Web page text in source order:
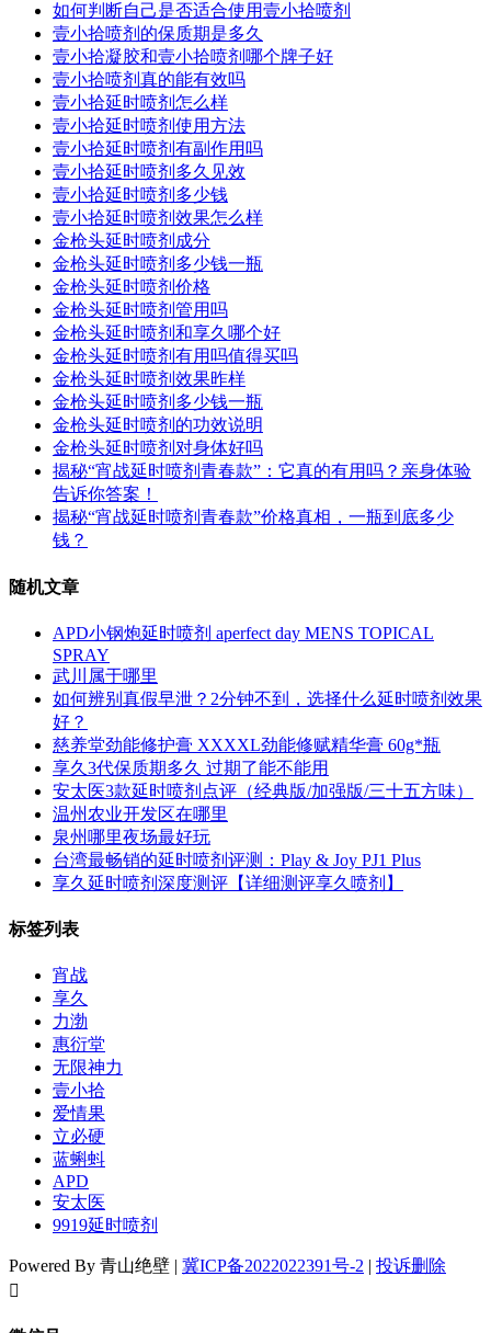
如何判断自己是否适合使用壹小拾喷剂
壹小拾喷剂的保质期是多久
壹小拾凝胶和壹小拾喷剂哪个牌子好
壹小拾喷剂真的能有效吗
壹小拾延时喷剂怎么样
壹小拾延时喷剂使用方法
壹小拾延时喷剂有副作用吗
壹小拾延时喷剂多久见效
壹小拾延时喷剂多少钱
壹小拾延时喷剂效果怎么样
金枪头延时喷剂成分
金枪头延时喷剂多少钱一瓶
金枪头延时喷剂价格
金枪头延时喷剂管用吗
金枪头延时喷剂和享久哪个好
金枪头延时喷剂有用吗值得买吗
金枪头延时喷剂效果昨样
金枪头延时喷剂多少钱一瓶
金枪头延时喷剂的功效说明
金枪头延时喷剂对身体好吗
揭秘“宵战延时喷剂青春款”：它真的有用吗？亲身体验
告诉你答案！
揭秘“宵战延时喷剂青春款”价格真相，一瓶到底多少
钱？
随机文章
APD小钢炮延时喷剂 aperfect day MENS TOPICAL
SPRAY
武川属于哪里
如何辨别真假早泄？2分钟不到，选择什么延时喷剂效果
好？
慈养堂劲能修护膏 XXXXL劲能修赋精华膏 60g*瓶
享久3代保质期多久 过期了能不能用
安太医3款延时喷剂点评（经典版/加强版/三十五方味）
温州农业开发区在哪里
泉州哪里夜场最好玩
台湾最畅销的延时喷剂评测：Play & Joy PJ1 Plus
享久延时喷剂深度测评【详细测评享久喷剂】
标签列表
宵战
享久
力渤
惠衍堂
无限神力
壹小拾
爱情果
立必硬
蓝蝌蚪
APD
安太医
9919延时喷剂
Powered By 青山绝壁 | 冀ICP备2022022391号-2 | 投诉删除
󦘖